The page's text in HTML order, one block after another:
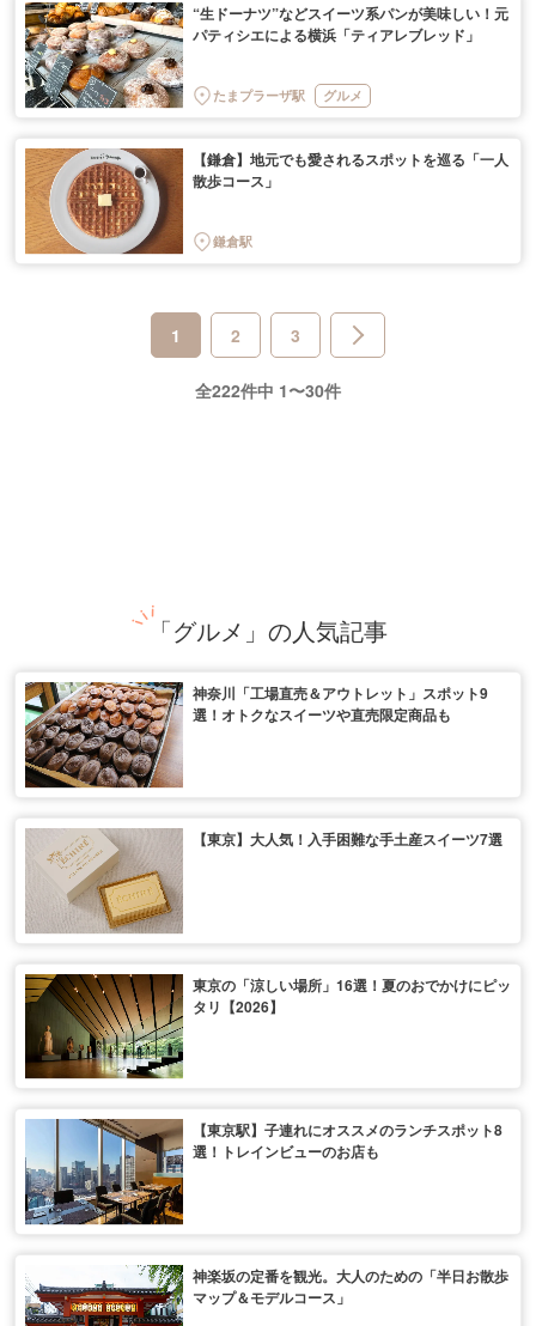
“生ドーナツ”などスイーツ系パンが美味しい！元
パティシエによる横浜「ティアレブレッド」
たまプラーザ駅 グルメ
【鎌倉】地元でも愛されるスポットを巡る「一人
散歩コース」
鎌倉駅
1 2 3
全222件中 1〜30件
「グルメ」の人気記事
神奈川「工場直売＆アウトレット」スポット9
選！オトクなスイーツや直売限定商品も
【東京】大人気！入手困難な手土産スイーツ7選
東京の「涼しい場所」16選！夏のおでかけにピッ
タリ【2026】
【東京駅】子連れにオススメのランチスポット8
選！トレインビューのお店も
神楽坂の定番を観光。大人のための「半日お散歩
マップ＆モデルコース」